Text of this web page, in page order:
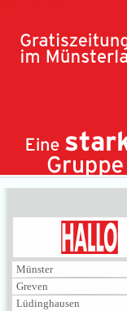
Münster
Greven
Lüdinghausen